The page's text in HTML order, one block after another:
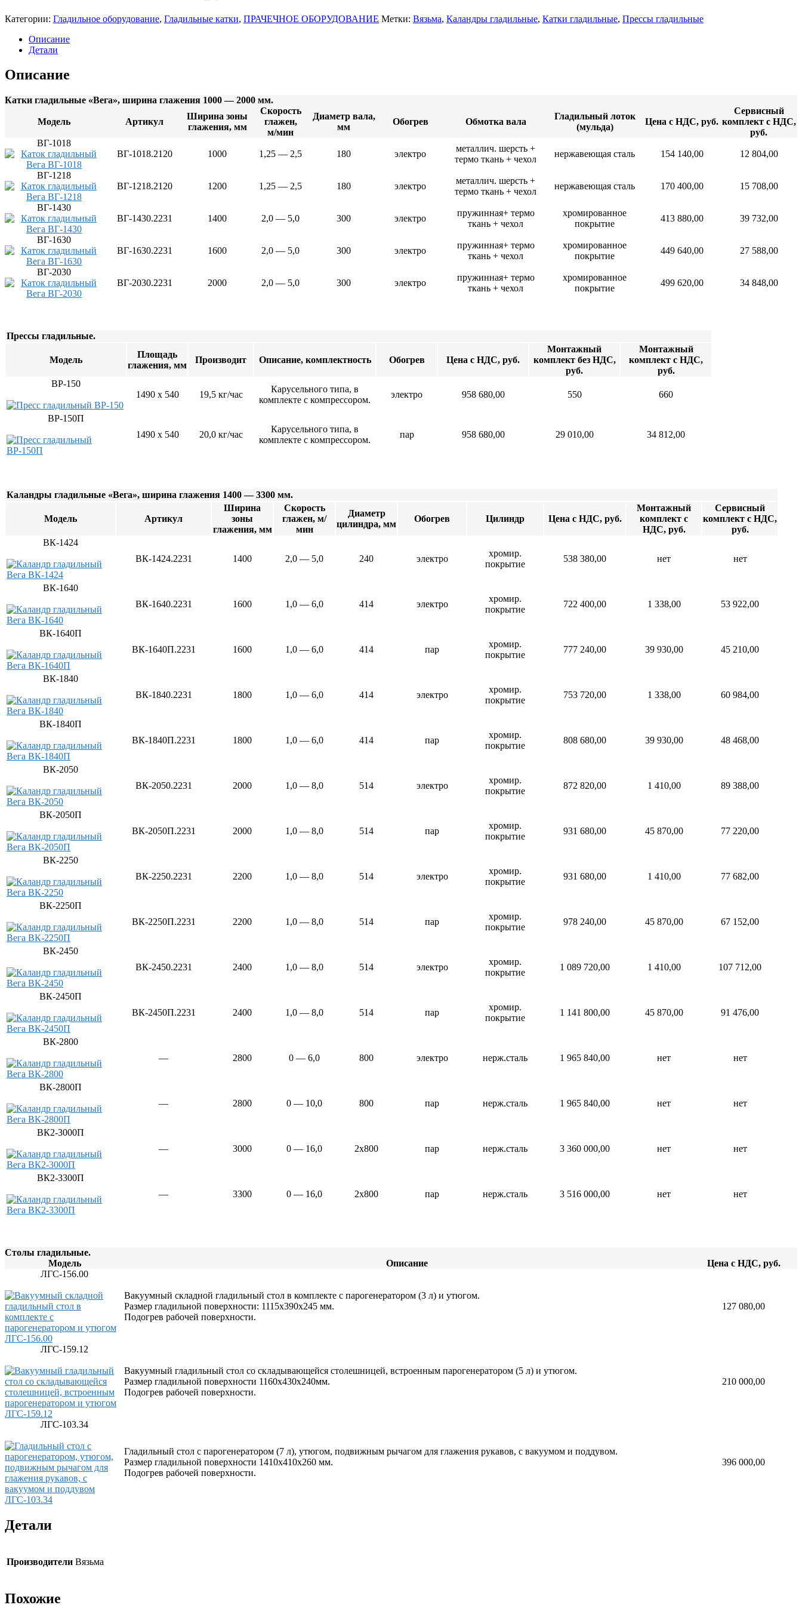
Посудомоечные машины
Вертикальные грили для шаурмы
Котлы пищеварочные газовые
Льдогенераторы
Машины холодильные (сплит-системы и моноблоки)
Столы холодильные
Универсальные столы
Оборудование для выносного холода и ККА
Электромеханическое оборудование
Блендеры
Машины мойки овощей и картофелеочистители
Миксеры и тестомесы
Овощерезки и машины протирки
Прессы для пиццы
Стерилизаторы
Тестораскаточные машины
Весы
Оборудование для общественных санузлов и ванных комнат
Расходные материалы
Смесители и душирующие устройства
Сушилки для рук
Урны
Фены настенные
Прачечное оборудование
Фильтры для воды
Категории: Гладильное оборудование, Гладильные катки, ПРАЧЕЧНОЕ ОБОРУДОВАНИЕ Метки: Вязьма, Каландры гладильные, Катки гладильные, Прессы гладильные
Описание
Детали
Описание
Катки гладильные «Вега», ширина глажения 1000 — 2000 мм.
Модель Артикул
Ширина зоны
глажения, мм
Скорость
глажен,
м/мин
Диаметр вала,
мм
Обогрев Обмотка вала
Гладильный лоток
(мульда)
Цена с НДС, руб.
Сервисный
комплект с НДС,
руб.
ВГ-1018
ВГ-1018.2120
1000 1,25 — 2,5 180 электро
металлич. шерсть +
термо ткань + чехол
нержавеющая сталь 154 140,00 12 804,00
ВГ-1218
ВГ-1218.2120
1200 1,25 — 2,5 180 электро
металлич. шерсть +
термо ткань + чехол
нержавеющая сталь 170 400,00 15 708,00
ВГ-1430
ВГ-1430.2231
1400 2,0 — 5,0 300 электро
пружинная+ термо
ткань + чехол
хромированное
покрытие
413 880,00 39 732,00
ВГ-1630
ВГ-1630.2231
1600 2,0 — 5,0 300 электро
пружинная+ термо
ткань + чехол
хромированное
покрытие
449 640,00 27 588,00
ВГ-2030
ВГ-2030.2231
2000 2,0 — 5,0 300 электро
пружинная+ термо
ткань + чехол
хромированное
покрытие
499 620,00 34 848,00
Прессы гладильные.
Модель
Площадь
глажения, мм
Производит Описание, комплектность Обогрев Цена с НДС, руб.
Монтажный
комплект без НДС,
руб.
Монтажный
комплект с НДС,
руб.
ВР-150
1490 х 540
19,5 кг/час
Карусельного типа, в
комплекте с компрессором.
электро 958 680,00 550 660
ВР-150П
1490 х 540
20,0 кг/час
Карусельного типа, в
комплекте с компрессором.
пар 958 680,00 29 010,00 34 812,00
Каландры гладильные «Вега», ширина глажения 1400 — 3300 мм.
Модель Артикул
Ширина
зоны
глажения, мм
Скорость
глажен, м/
мин
Диаметр
цилиндра, мм
Обогрев Цилиндр Цена с НДС, руб.
Монтажный
комплект с
НДС, руб.
Сервисный
комплект с НДС,
руб.
ВК-1424
ВК-1424.2231
1400 2,0 — 5,0 240 электро
хромир.
покрытие
538 380,00 нет нет
ВК-1640
ВК-1640.2231
1600 1,0 — 6,0 414 электро
хромир.
покрытие
722 400,00 1 338,00 53 922,00
ВК-1640П
ВК-1640П.2231
1600 1,0 — 6,0 414 пар
хромир.
покрытие
777 240,00 39 930,00 45 210,00
ВК-1840
ВК-1840.2231
1800 1,0 — 6,0 414 электро
хромир.
покрытие
753 720,00 1 338,00 60 984,00
ВК-1840П
ВК-1840П.2231
1800 1,0 — 6,0 414 пар
хромир.
покрытие
808 680,00 39 930,00 48 468,00
ВК-2050
ВК-2050.2231
2000 1,0 — 8,0 514 электро
хромир.
покрытие
872 820,00 1 410,00 89 388,00
ВК-2050П
ВК-2050П.2231
2000 1,0 — 8,0 514 пар
хромир.
покрытие
931 680,00 45 870,00 77 220,00
ВК-2250
ВК-2250.2231
2200 1,0 — 8,0 514 электро
хромир.
покрытие
931 680,00 1 410,00 77 682,00
ВК-2250П
ВК-2250П.2231
2200 1,0 — 8,0 514 пар
хромир.
покрытие
978 240,00 45 870,00 67 152,00
ВК-2450
ВК-2450.2231
2400 1,0 — 8,0 514 электро
хромир.
покрытие
1 089 720,00 1 410,00 107 712,00
ВК-2450П
ВК-2450П.2231
2400 1,0 — 8,0 514 пар
хромир.
покрытие
1 141 800,00 45 870,00 91 476,00
ВК-2800
—
2800 0 — 6,0 800 электро нерж.сталь 1 965 840,00 нет нет
ВК-2800П
—
2800 0 — 10,0 800 пар нерж.сталь 1 965 840,00 нет нет
ВК2-3000П
—
3000 0 — 16,0 2х800 пар нерж.сталь 3 360 000,00 нет нет
ВК2-3300П
—
3300 0 — 16,0 2х800 пар нерж.сталь 3 516 000,00 нет нет
Столы гладильные.
Модель
Описание
Цена с НДС, руб.
ЛГС-156.00
Вакуумный складной гладильный стол в комплекте с парогенератором (3 л) и утюгом.
Размер гладильной поверхности: 1115х390х245 мм.
Подогрев рабочей поверхности.
127 080,00
ЛГС-159.12
Вакуумный гладильный стол со складывающейся столешницей, встроенным парогенератором (5 л) и утюгом.
Размер гладильной поверхности 1160х430х240мм.
Подогрев рабочей поверхности.
210 000,00
ЛГС-103.34
Гладильный стол с парогенератором (7 л), утюгом, подвижным рычагом для глажения рукавов, с вакуумом и поддувом.
Размер гладильной поверхности 1410х410х260 мм.
Подогрев рабочей поверхности.
396 000,00
Детали
Производители Вязьма
Похожие